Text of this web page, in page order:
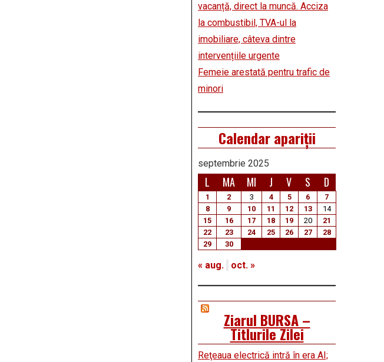
vacanță, direct la muncă. Acciza
la combustibil, TVA-ul la
imobiliare, câteva dintre
intervențiile urgente
Femeie arestată pentru trafic de
minori
Calendar apariții
septembrie 2025
L MA MI J V S D
1 2 3 4 5 6
7
8
9 10 11 12 13
14
15
16 17 18 19 20
21
22
23 24 25 26 27
28
29
30
« aug. oct. »
Ziarul BURSA –
Titlurile Zilei
Reţeaua electrică intră în era AI;